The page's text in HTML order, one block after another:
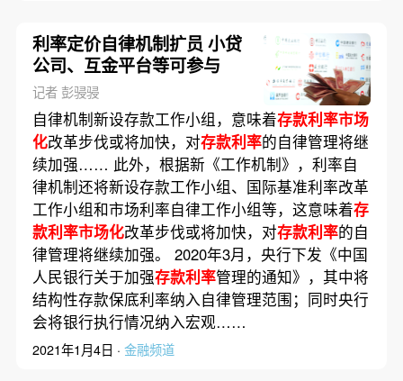
利率定价自律机制扩员 小贷
公司、互金平台等可参与
记者 彭骎骎
自律机制新设存款工作小组，意味着存款利率市场
化改革步伐或将加快，对存款利率的自律管理将继
续加强…… 此外，根据新《工作机制》，利率自
律机制还将新设存款工作小组、国际基准利率改革
工作小组和市场利率自律工作小组等，这意味着存
款利率市场化改革步伐或将加快，对存款利率的自
律管理将继续加强。 2020年3月，央行下发《中国
人民银行关于加强存款利率管理的通知》，其中将
结构性存款保底利率纳入自律管理范围；同时央行
会将银行执行情况纳入宏观……
2021年1月4日 · 金融频道